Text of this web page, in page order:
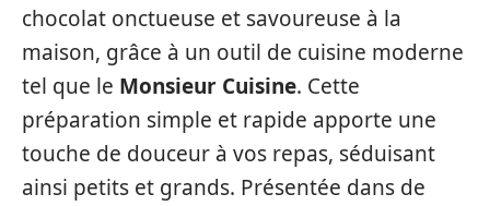
chocolat onctueuse et savoureuse à la
maison, grâce à un outil de cuisine moderne
tel que le Monsieur Cuisine. Cette
préparation simple et rapide apporte une
touche de douceur à vos repas, séduisant
ainsi petits et grands. Présentée dans de